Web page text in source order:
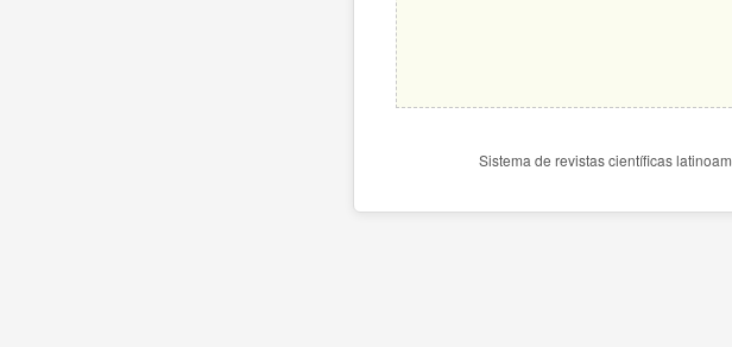
Sistema de revistas científicas